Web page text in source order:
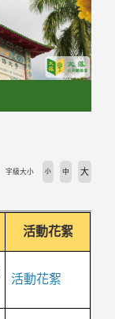
字級大小 小 中 大
活動花絮
活動花絮